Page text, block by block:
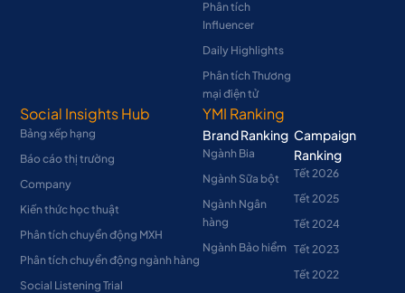
Phân tích
Influencer
Daily Highlights
Phân tích Thương
mại điện tử
Social Insights Hub
Bảng xếp hạng
Báo cáo thị trường
Company
Kiến thức học thuật
Phân tích chuyển động MXH
Phân tích chuyển động ngành hàng
Social Listening Trial
YMI Ranking
Brand Ranking
Ngành Bia
Ngành Sữa bột
Ngành Ngân
hàng
Ngành Bảo hiểm
Campaign
Ranking
Tết 2026
Tết 2025
Tết 2024
Tết 2023
Tết 2022